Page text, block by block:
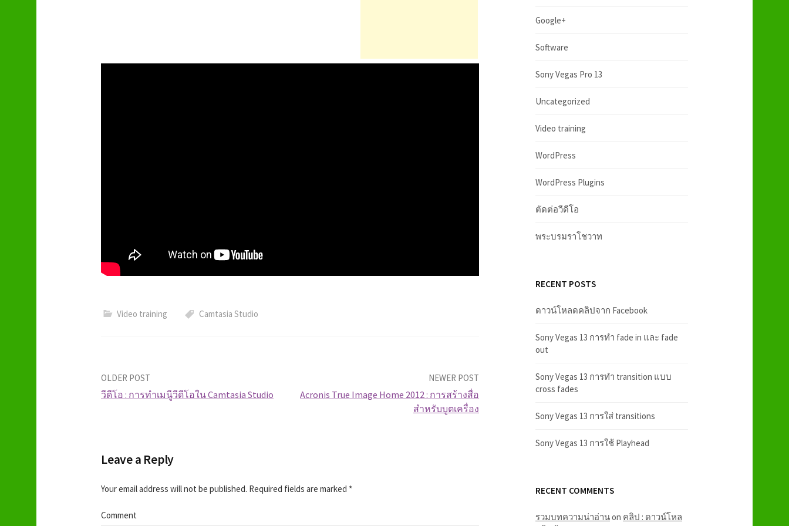
Video training Camtasia Studio
o
OLDER POST
วีดีโอ : การทำเมนูีวีดีโอใน Camtasia Studio
NEWER POST
Acronis True Image Home 2012 : การสร้างสื่อ
สำหรับบูตเครื่อง
Leave a Reply
Your email address will not be published. Required fields are marked *
Comment
Google+
Software
Sony Vegas Pro 13
Uncategorized
Video training
WordPress
WordPress Plugins
ตัดต่อวีดีโอ
พระบรมราโชวาท
RECENT POSTS
ดาวน์โหลดคลิปจาก Facebook
Sony Vegas 13 การทำ fade in และ fade
out
Sony Vegas 13 การทำ transition แบบ
cross fades
Sony Vegas 13 การใส่ transitions
Sony Vegas 13 การใช้ Playhead
RECENT COMMENTS
รวมบทความน่าอ่านon คลิป : ดาวน์โหล